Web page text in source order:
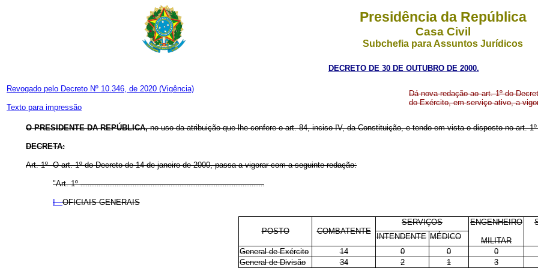
Presidência da República
Casa Civil
Subchefia para Assuntos Jurídicos
DECRETO DE 30 DE OUTUBRO DE 2000.
Revogado pelo Decreto Nº 10.346, de 2020 (Vigência)
Texto para impressão
Dá nova redação ao art. 1º do
do Exército, em serviço ativo, a
O PRESIDENTE DA REPÚBLICA,no uso da atribuição que lhe confere o art. 84, inciso IV, da Constituição, e tendo em vista o disposto no art.
DECRETA:
Art. 1º O art. 1º do Decreto de 14 de janeiro de 2000, passa a vigorar com a seguinte redação:
"Art. 1º......................................................................................................
I -OFICIAIS-GENERAIS
POSTO COMBATENTE
SERVIÇOS ENGENHEIRO
MILITAR
INTENDENTE MÉDICO
General-de-Exército
14 0 0 0
General-de-Divisão
34 2 1 3